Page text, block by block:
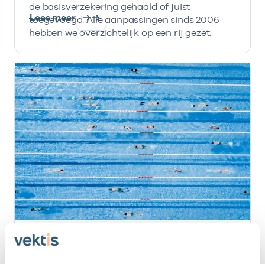
de basisverzekering gehaald of juist
toegevoegd. Alle aanpassingen sinds 2006
hebben we overzichtelijk op een rij gezet.
Lees meer
20 apr. 2026
Nieuwe versie Praktijkspiegel huisartsen live